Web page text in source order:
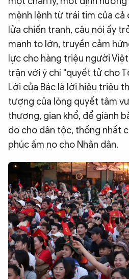
mệnh lệnh từ trái tim của cả
lửa chiến tranh, câu nói ấy
mạnh to lớn, truyền cảm
lực cho hàng triệu người
trận với ý chí "quyết tử cho
Lời của Bác là lời hiệu triệu
tượng của lòng quyết tâm
thương, gian khổ, để giành
do cho dân tộc, thống nhất
phúc ấm no cho Nhân dân.